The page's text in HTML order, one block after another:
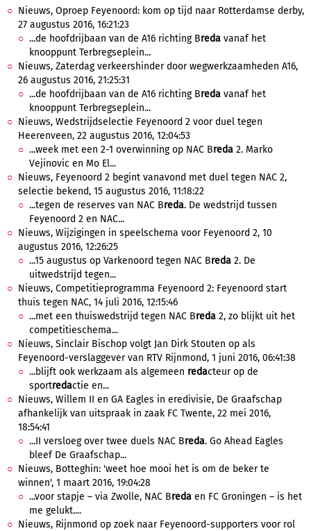
Nieuws, Oproep Feyenoord: kom op tijd naar Rotterdamse derby,
27 augustus 2016, 16:21:23
...de hoofdrijbaan van de A16 richting Breda vanaf het
knooppunt Terbregseplein...
Nieuws, Zaterdag verkeershinder door wegwerkzaamheden A16,
26 augustus 2016, 21:25:31
...de hoofdrijbaan van de A16 richting Breda vanaf het
knooppunt Terbregseplein...
Nieuws, Wedstrijdselectie Feyenoord 2 voor duel tegen
Heerenveen, 22 augustus 2016, 12:04:53
...week met een 2-1 overwinning op NAC Breda 2. Marko
Vejinovic en Mo El...
Nieuws, Feyenoord 2 begint vanavond met duel tegen NAC 2,
selectie bekend, 15 augustus 2016, 11:18:22
...tegen de reserves van NAC Breda. De wedstrijd tussen
Feyenoord 2 en NAC...
Nieuws, Wijzigingen in speelschema voor Feyenoord 2, 10
augustus 2016, 12:26:25
...15 augustus op Varkenoord tegen NAC Breda 2. De
uitwedstrijd tegen...
Nieuws, Competitieprogramma Feyenoord 2: Feyenoord start
thuis tegen NAC, 14 juli 2016, 12:15:46
...met een thuiswedstrijd tegen NAC Breda 2, zo blijkt uit het
competitieschema...
Nieuws, Sinclair Bischop volgt Jan Dirk Stouten op als
Feyenoord-verslaggever van RTV Rijnmond, 1 juni 2016, 06:41:38
...blijft ook werkzaam als algemeen redacteur op de
sportredactie en...
Nieuws, Willem II en GA Eagles in eredivisie, De Graafschap
afhankelijk van uitspraak in zaak FC Twente, 22 mei 2016,
18:54:41
...II versloeg over twee duels NAC Breda. Go Ahead Eagles
bleef De Graafschap...
Nieuws, Botteghin: 'weet hoe mooi het is om de beker te
winnen', 1 maart 2016, 19:04:28
...voor stapje – via Zwolle, NAC Breda en FC Groningen – is het
me gelukt....
Nieuws, Rijnmond op zoek naar Feyenoord-supporters voor rol